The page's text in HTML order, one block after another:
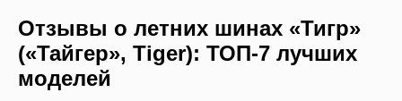
Отзывы о летних шинах «Тигр»
(«Тайгер», Tiger): ТОП-7 лучших
моделей